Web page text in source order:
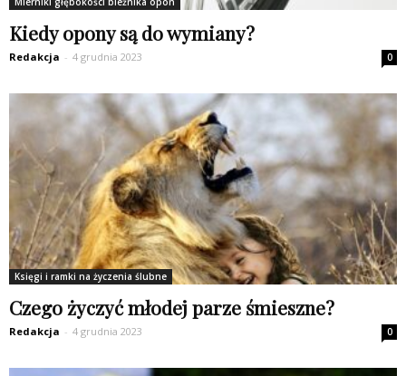
Kiedy opony są do wymiany?
Redakcja - 4 grudnia 2023 0
Księgi i ramki na życzenia ślubne
Czego życzyć młodej parze śmieszne?
Redakcja - 4 grudnia 2023 0